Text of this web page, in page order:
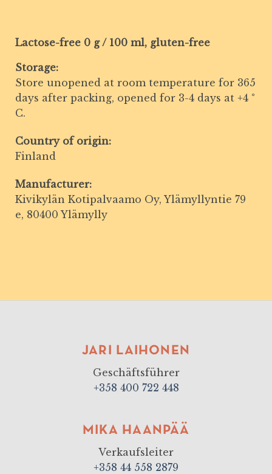
Lactose-free 0 g / 100 ml, gluten-free
Storage:
Store unopened at room temperature for 365
days after packing, opened for 3-4 days at +4 °
C.
Country of origin:
Finland
Manufacturer:
Kivikylän Kotipalvaamo Oy, Ylämyllyntie 79
e, 80400 Ylämylly
JARI LAIHONEN
Geschäftsführer
+358 400 722 448
MIKA HAANPÄÄ
Verkaufsleiter
+358 44 558 2879